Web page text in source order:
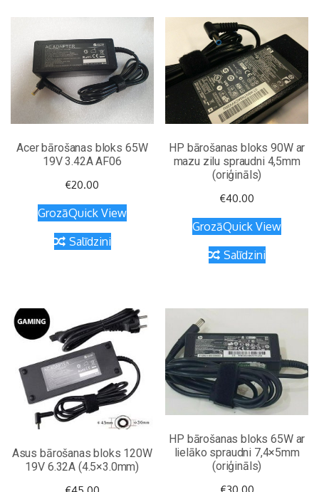
Acer bārošanas bloks 65W
19V 3.42A AF06
€20.00
GrozāQuick View
Salīdzini
HP bārošanas bloks 90W ar
mazu zilu spraudni 4,5mm
(oriģināls)
€40.00
GrozāQuick View
Salīdzini
Asus bārošanas bloks 120W
19V 6.32A (4.5×3.0mm)
HP bārošanas bloks 65W ar
lielāko spraudni 7,4×5mm
(oriģināls)